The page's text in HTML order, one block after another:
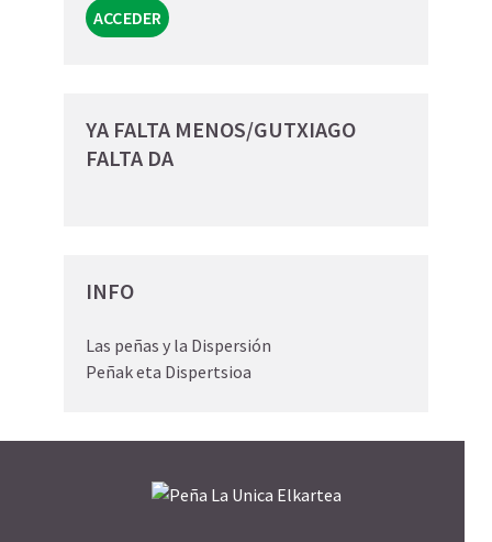
YA FALTA MENOS/GUTXIAGO
FALTA DA
INFO
Las peñas y la Dispersión
Peñak eta Dispertsioa